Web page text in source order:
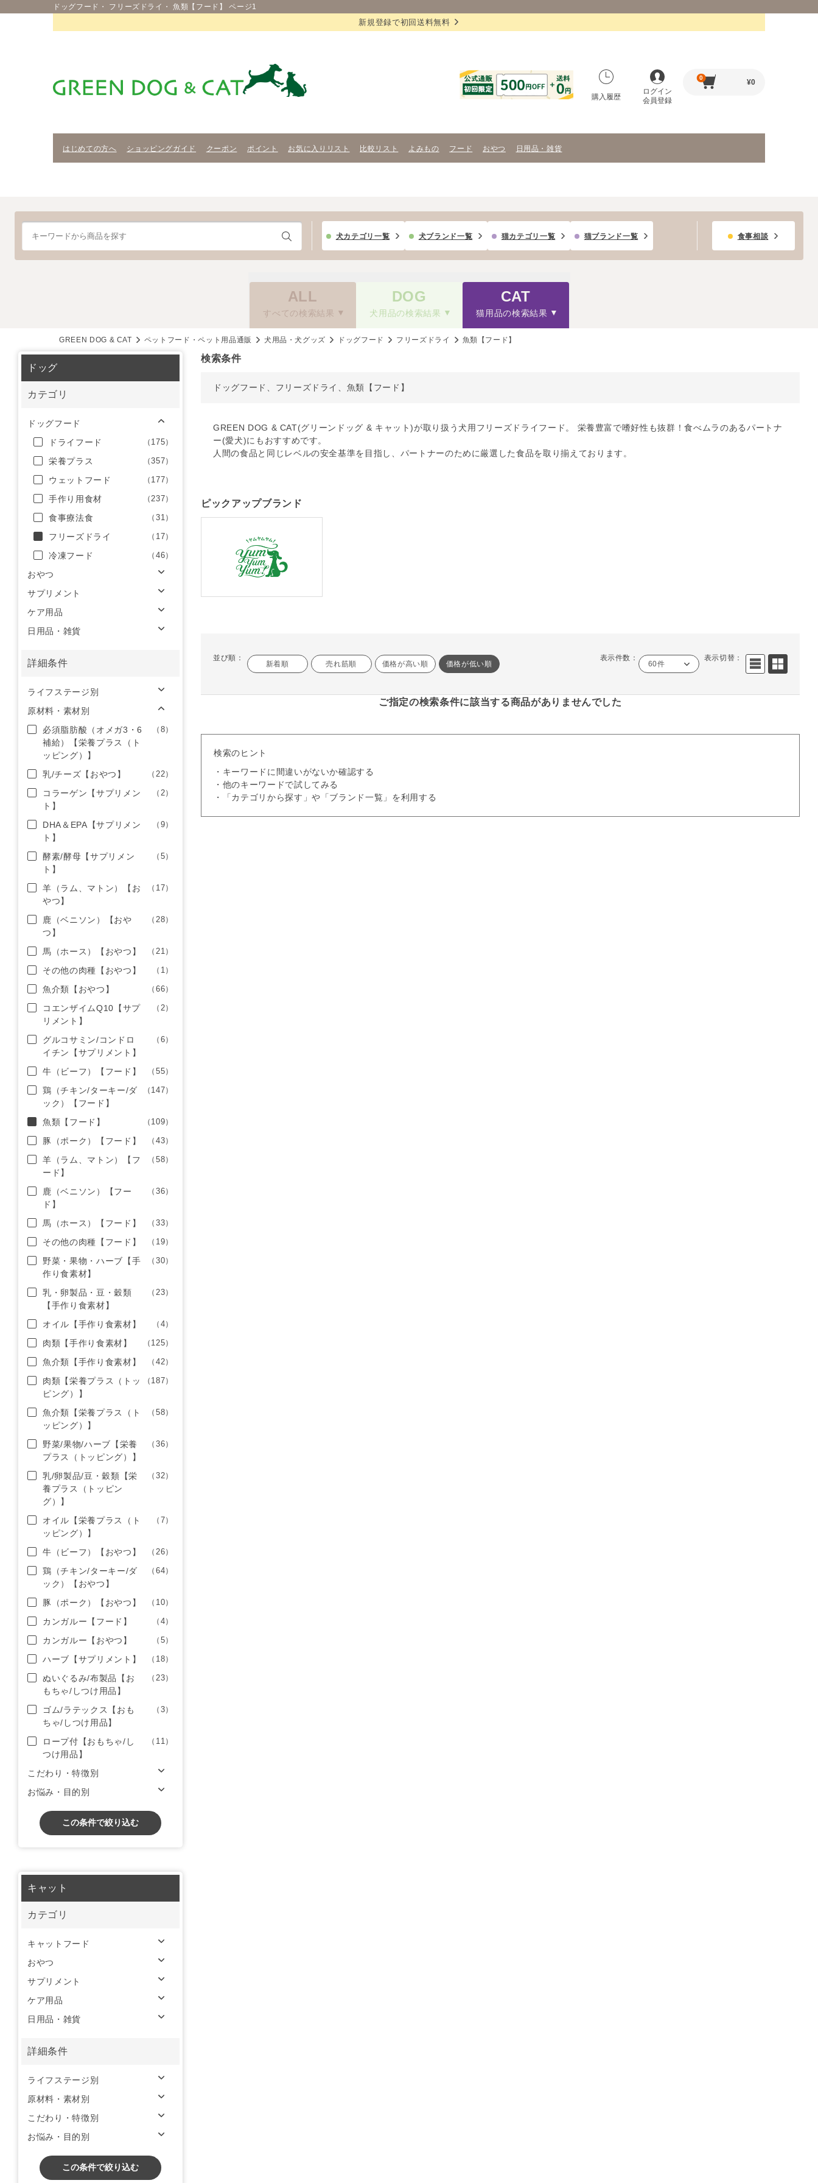
ドッグフード・ フリーズドライ・ 魚類【フード】 ページ1
新規登録で初回送料無料
購入履歴
ログイン
会員登録
0
¥0
はじめての方へ ショッピングガイド クーポン ポイント お気に入りリスト 比較リスト よみもの フード おやつ 日用品・雑貨
犬カテゴリ一覧 犬ブランド一覧 猫カテゴリ一覧 猫ブランド一覧 食事相談
ALL
すべての検索結果
DOG
犬用品の検索結果
CAT
猫用品の検索結果
GREEN DOG & CAT ペットフード・ペット用品通販 犬用品・犬グッズ ドッグフード フリーズドライ 魚類【フード】
検索条件
ドッグフード、フリーズドライ、魚類【フード】
GREEN DOG & CAT(グリーンドッグ & キャット)が取り扱う犬用フリーズドライフード。 栄養豊富で嗜好性も抜群！食べムラのあるパートナ
ー(愛犬)にもおすすめです。
人間の食品と同じレベルの安全基準を目指し、パートナーのために厳選した食品を取り揃えております。
ピックアップブランド
並び順：
新着順 売れ筋順 価格が高い順 価格が低い順
表示件数：
60件
表示切替：
ご指定の検索条件に該当する商品がありませんでした
検索のヒント
・キーワードに間違いがないか確認する
・他のキーワードで試してみる
・「カテゴリから探す」や「ブランド一覧」を利用する
ドッグ
カテゴリ
ドッグフード
ドライフード
（175）
栄養プラス （357）
ウェットフード （177）
手作り用食材 （237）
食事療法食 （31）
フリーズドライ （17）
冷凍フード （46）
おやつ
サプリメント
ケア用品
日用品・雑貨
詳細条件
ライフステージ別
原材料・素材別
必須脂肪酸（オメガ3・6
補給）【栄養プラス（ト
ッピング）】
（8）
乳/チーズ【おやつ】 （22）
コラーゲン【サプリメン
ト】
（2）
DHA＆EPA【サプリメン
ト】
（9）
酵素/酵母【サプリメン
ト】
（5）
羊（ラム、マトン）【お
やつ】
（17）
鹿（ベニソン）【おや
つ】
（28）
馬（ホース）【おやつ】 （21）
その他の肉種【おやつ】 （1）
魚介類【おやつ】 （66）
コエンザイムQ10【サプ
リメント】
（2）
グルコサミン/コンドロ
イチン【サプリメント】
（6）
牛（ビーフ）【フード】 （55）
鶏（チキン/ターキー/ダ
ック）【フード】
（147）
魚類【フード】 （109）
豚（ポーク）【フード】 （43）
羊（ラム、マトン）【フ
ード】
（58）
鹿（ベニソン）【フー
ド】
（36）
馬（ホース）【フード】 （33）
その他の肉種【フード】 （19）
野菜・果物・ハーブ【手
作り食素材】
（30）
乳・卵製品・豆・穀類
【手作り食素材】
（23）
オイル【手作り食素材】 （4）
肉類【手作り食素材】 （125）
魚介類【手作り食素材】 （42）
肉類【栄養プラス（トッ
ピング）】
（187）
魚介類【栄養プラス（ト
ッピング）】
（58）
野菜/果物/ハーブ【栄養
プラス（トッピング）】
（36）
乳/卵製品/豆・穀類【栄
養プラス（トッピン
グ）】
（32）
オイル【栄養プラス（ト
ッピング）】
（7）
牛（ビーフ）【おやつ】 （26）
鶏（チキン/ターキー/ダ
ック）【おやつ】
（64）
豚（ポーク）【おやつ】 （10）
カンガルー【フード】 （4）
カンガルー【おやつ】 （5）
ハーブ【サプリメント】 （18）
ぬいぐるみ/布製品【お
もちゃ/しつけ用品】
（23）
ゴム/ラテックス【おも
ちゃ/しつけ用品】
（3）
ロープ付【おもちゃ/し
つけ用品】
（11）
こだわり・特徴別
お悩み・目的別
この条件で絞り込む
キャット
カテゴリ
キャットフード
おやつ
サプリメント
ケア用品
日用品・雑貨
詳細条件
ライフステージ別
原材料・素材別
こだわり・特徴別
お悩み・目的別
この条件で絞り込む